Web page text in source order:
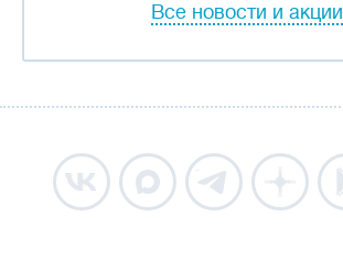
Все новости и акции